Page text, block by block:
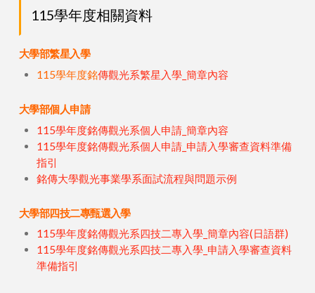
115學年度相關資料
大學部繁星入學
115學年度銘傳觀光系繁星入學_簡章內容
大學部個人申請
115學年度銘傳觀光系個人申請_簡章內容
115學年度銘傳觀光系個人申請_申請入學審查資料準備
指引
銘傳大學觀光事業學系面試流程與問題示例
大學部四技二專甄選入學
115學年度銘傳觀光系四技二專入學_簡章內容(日語群)
115學年度銘傳觀光系四技二專入學_申請入學審查資料
準備指引